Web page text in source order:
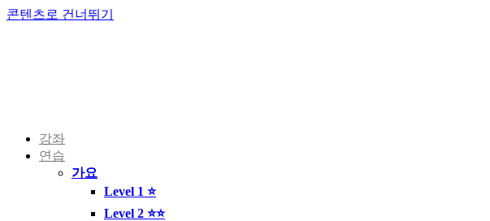
콘텐츠로 건너뛰기
강좌
연습
가요
Level 1 ⭐
Level 2 ⭐⭐